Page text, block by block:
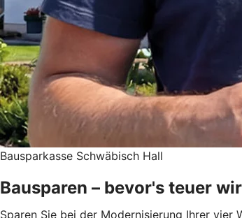
Bausparkasse Schwäbisch Hall
Bausparen – bevor's teuer
Sparen Sie bei der Modernisierung Ihrer vier